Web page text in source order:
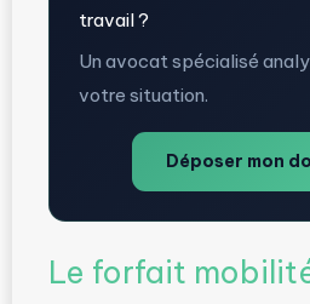
travail ?
Un avocat spécialisé
votre situation.
Déposer mon
Le forfait